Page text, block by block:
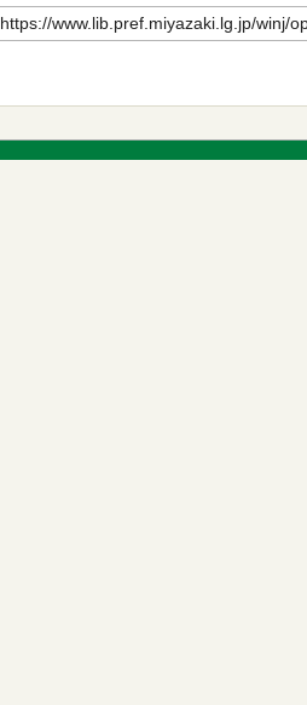
https://www.lib.pref.miyazaki.lg.jp/winj/